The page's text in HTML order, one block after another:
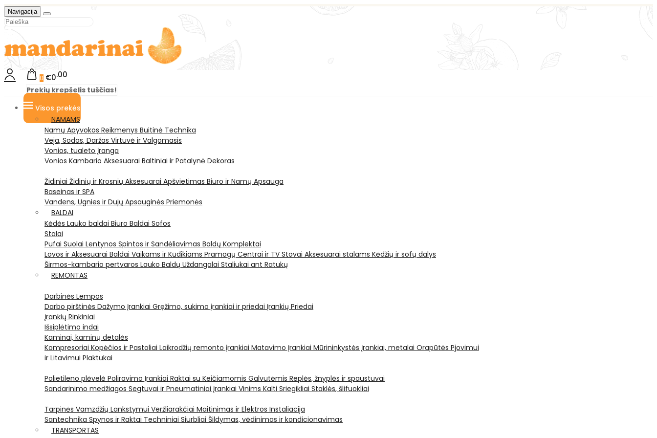
Navigacija
0 €0 00
Prekių krepšelis tuščias!
Visos prekės
NAMAMS
Namų Apyvokos Reikmenys Buitinė Technika
Veja, Sodas, Daržas Virtuvė ir Valgomasis
Vonios, tualeto įranga
Vonios Kambario Aksesuarai Baltiniai ir Patalynė Dekoras
Židiniai Židinių ir Krosnių Aksesuarai Apšvietimas Biuro ir Namų Apsauga
Baseinas ir SPA
Vandens, Ugnies ir Dujų Apsauginės Priemonės
BALDAI
Kėdės Lauko baldai Biuro Baldai Sofos
Stalai
Pufai Suolai Lentynos Spintos ir Sandėliavimas Baldų Komplektai
Lovos ir Aksesuarai Baldai Vaikams ir Kūdikiams Pramogų Centrai ir TV Stovai Aksesuarai stalams Kėdžių ir sofų dalys
Širmos-kambario pertvaros Lauko Baldų Uždangalai Staliukai ant Ratukų
REMONTAS
Darbinės Lempos
Darbo pirštinės Dažymo Įrankiai Gręžimo, sukimo įrankiai ir priedai Įrankių Priedai
Įrankių Rinkiniai
Išsiplėtimo indai
Kaminai, kaminų detalės
Kompresoriai Kopėčios ir Pastoliai Laikrodžių remonto įrankiai Matavimo Įrankiai Mūrininkystės Įrankiai, metalai Orapūtės Pjovimui
ir Litavimui Plaktukai
Polietileno plėvelė Poliravimo Įrankiai Raktai su Keičiamomis Galvutėmis Replės, žnyplės ir spaustuvai
Sandarinimo medžiagos Segtuvai ir Pneumatiniai Įrankiai Vinims Kalti Sriegikliai Staklės, šlifuokliai
Tarpinės Vamzdžių Lankstymui Veržliarakčiai Maitinimas ir Elektros Instaliacija
Santechnika Spynos ir Raktai Techniniai Siurbliai Šildymas, vėdinimas ir kondicionavimas
TRANSPORTAS